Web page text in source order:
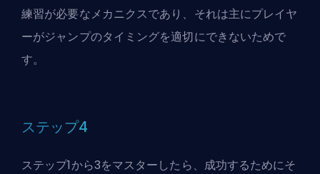
練習が必要なメカニクスであり、それは主にプレイヤ
ーがジャンプのタイミングを適切にできないためで
す。
ステップ4
ステップ1から3をマスターしたら、成功するためにそ